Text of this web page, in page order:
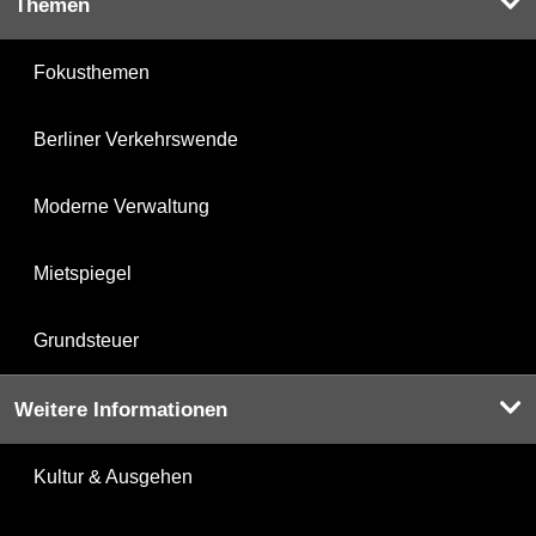
Themen
Fokusthemen
Berliner Verkehrswende
Moderne Verwaltung
Mietspiegel
Grundsteuer
Weitere Informationen
Kultur & Ausgehen